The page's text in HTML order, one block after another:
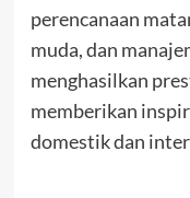
perencanaan
muda, dan
menghasilkan
memberikan
domestik dan